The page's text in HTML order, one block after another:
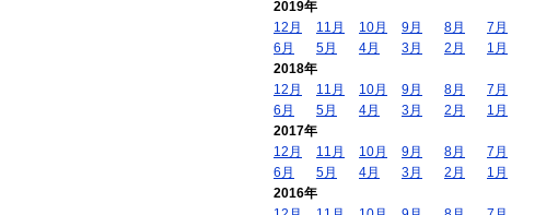
2019年
12月
11月 10月 9月 8月
7月
6月
5月 4月 3月 2月
1月
2018年
12月
11月 10月 9月 8月
7月
6月
5月 4月 3月 2月
1月
2017年
12月
11月 10月 9月 8月
7月
6月
5月 4月 3月 2月
1月
2016年